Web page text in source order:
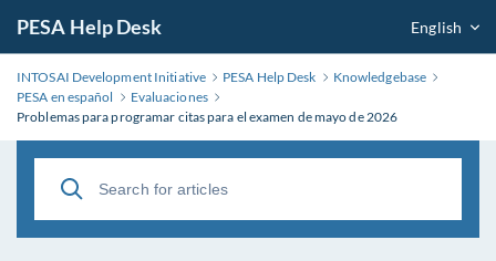
PESA Help Desk English
INTOSAI Development Initiative PESA Help Desk
Knowledgebase
PESA en español
Evaluaciones
Problemas para programar citas para el examen de mayo de 2026